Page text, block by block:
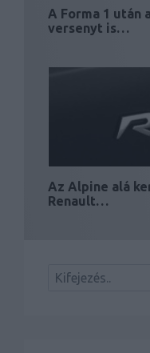
A Forma 1 után
versenyt is…
Az Alpine alá
Renault…